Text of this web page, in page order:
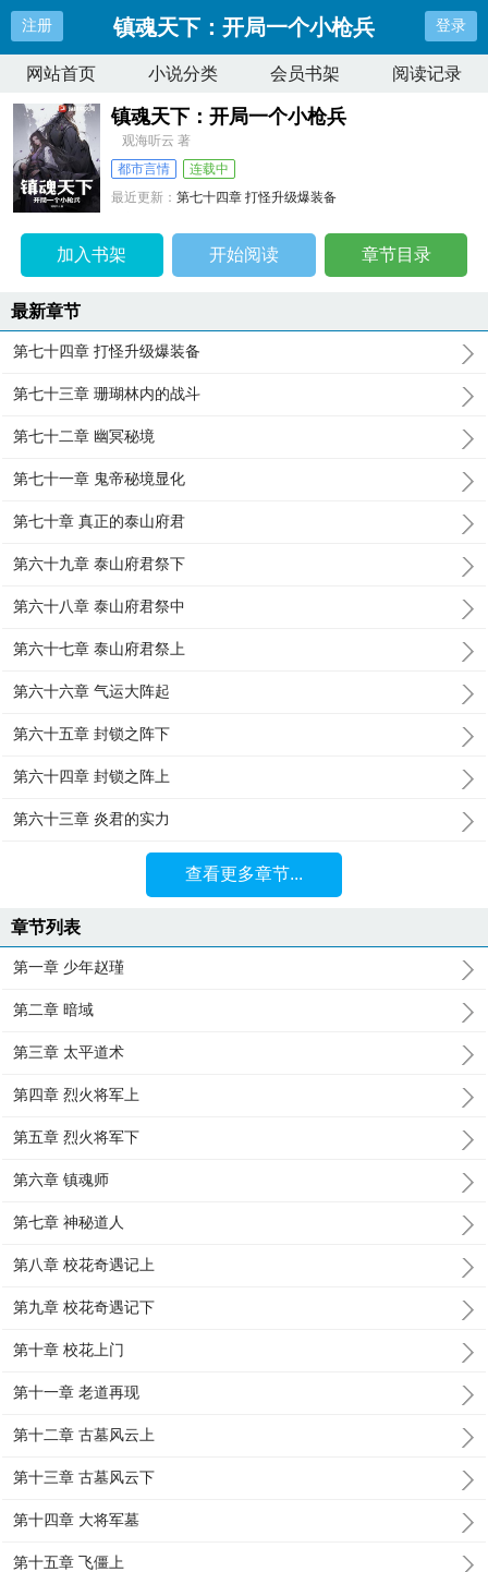
注册 镇魂天下：开局一个小枪兵 登录
网站首页 小说分类 会员书架 阅读记录
镇魂天下：开局一个小枪兵
观海听云 著
都市言情
连载中
最近更新：第七十四章 打怪升级爆装备
加入书架 开始阅读 章节目录
最新章节
第七十四章 打怪升级爆装备
第七十三章 珊瑚林内的战斗
第七十二章 幽冥秘境
第七十一章 鬼帝秘境显化
第七十章 真正的泰山府君
第六十九章 泰山府君祭下
第六十八章 泰山府君祭中
第六十七章 泰山府君祭上
第六十六章 气运大阵起
第六十五章 封锁之阵下
第六十四章 封锁之阵上
第六十三章 炎君的实力
查看更多章节...
章节列表
第一章 少年赵瑾
第二章 暗域
第三章 太平道术
第四章 烈火将军上
第五章 烈火将军下
第六章 镇魂师
第七章 神秘道人
第八章 校花奇遇记上
第九章 校花奇遇记下
第十章 校花上门
第十一章 老道再现
第十二章 古墓风云上
第十三章 古墓风云下
第十四章 大将军墓
第十五章 飞僵上